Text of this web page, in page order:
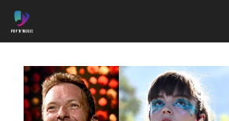
Aller
au